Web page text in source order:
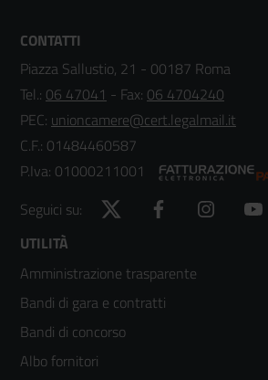
CONTATTI
Piazza Sallustio, 21 - 00187 Roma
Tel.: 06 47041 - Fax: 06 4704240
PEC: unioncamere@cert.legalmail.it
C.F.: 01484460587
P.Iva: 01000211001
Seguici su:
Twitter Facebook Instagram
Footer
menù
colonna
2
UTILITÀ
Amministrazione trasparente
Bandi di gara e contratti
Bandi di concorso
Albo fornitori